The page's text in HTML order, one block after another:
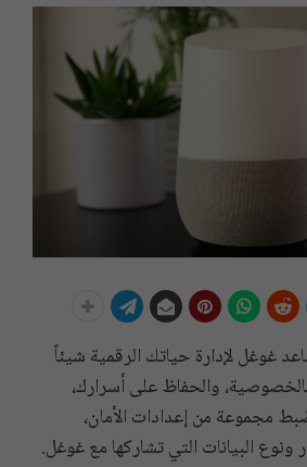
غوغل لإدارة حياتك الرقمية شيئاً
والحفاظ على أسرارك،
مجموعة من إعدادات الأمان،
البيانات التي تشاركها مع غوغل.